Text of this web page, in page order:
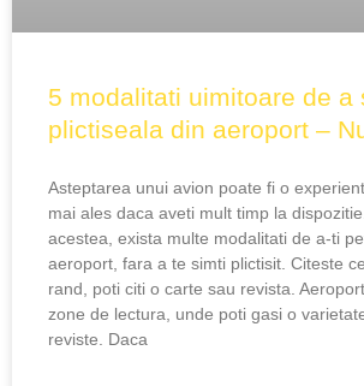
5 modalitati uimitoare de a
plictiseala din aeroport –
Asteptarea unui avion poate fi o
mai ales daca aveti mult timp la
acestea, exista multe modalitati de a-ti
aeroport, fara a te simti plictisit. Citeste
rand, poti citi o carte sau revista.
zone de lectura, unde poti gasi o
reviste. Daca